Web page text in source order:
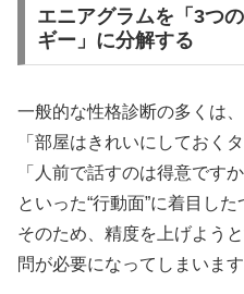
エニアグラムを「3つ
ギー」に分解する
一般的な性格診断の多くは、
「部屋はきれいにしておく
「人前で話すのは得意ですか
といった“行動面”に着目し
そのため、精度を上げよう
問が必要になってしまいます